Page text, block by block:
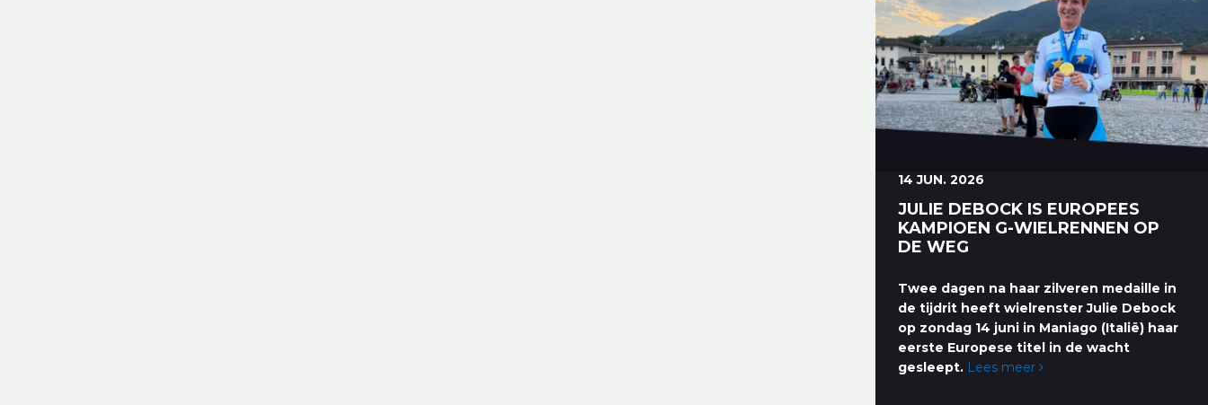
14 JUN. 2026
JULIE DEBOCK IS EUROPEES
KAMPIOEN G-WIELRENNEN OP
DE WEG
Twee dagen na haar zilveren medaille in
de tijdrit heeft wielrenster Julie Debock
op zondag 14 juni in Maniago (Italië) haar
eerste Europese titel in de wacht
gesleept. Lees meer